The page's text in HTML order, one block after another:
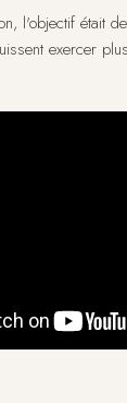
l'objectif était
exercer